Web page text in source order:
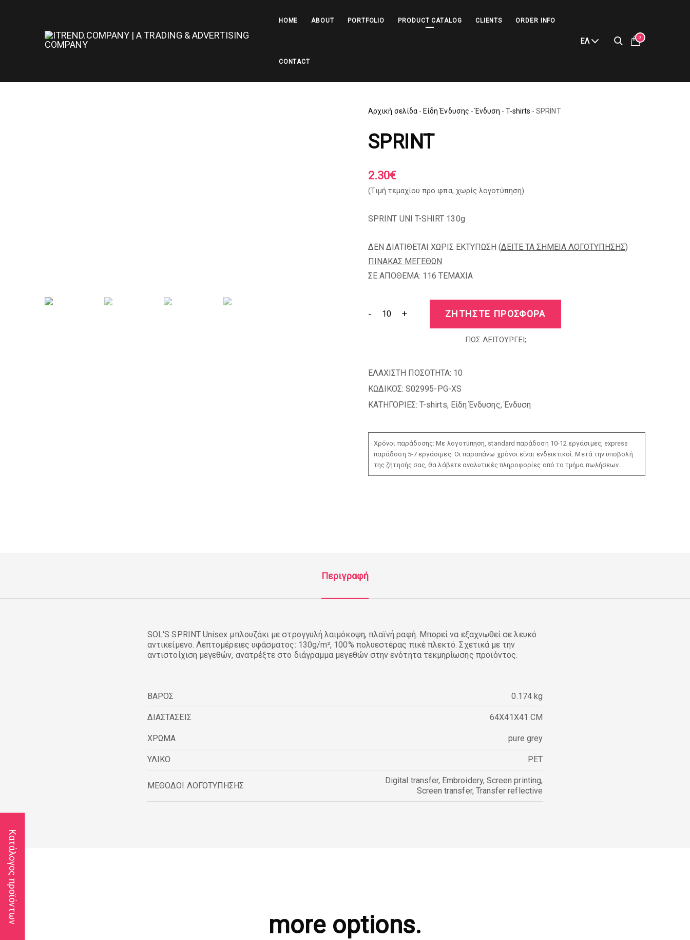
Κατάλογος προϊόντων
HOME ABOUT PORTFOLIO PRODUCT CATALOG CLIENTS ORDER INFO
CONTACT
ΕΛ 0
Αρχική σελίδα - Είδη Ένδυσης - Ένδυση - T-shirts - SPRINT
SPRINT
2.30€
(Tιμή τεμαχίου προ φπα, χωρίς λογοτύπηση)
SPRINT UNI T-SHIRT 130g
ΔΕΝ ΔΙΑΤΙΘΕΤΑΙ ΧΩΡΙΣ ΕΚΤΥΠΩΣΗ (ΔΕΙΤΕ ΤΑ ΣΗΜΕΙΑ ΛΟΓΟΤΥΠΗΣΗΣ)
ΠΙΝΑΚΑΣ ΜΕΓΕΘΩΝ
ΣΕ ΑΠΟΘΕΜΑ: 116 TEMAXIA
- + ΖΗΤΗΣΤΕ ΠΡΟΣΦΟΡΑ
ΠΩΣ ΛΕΙΤΟΥΡΓΕΙ;
ΕΛΑΧΙΣΤΗ ΠΟΣΟΤΗΤΑ: 10
ΚΩΔΙΚΟΣ: S02995-PG-XS
ΚΑΤΗΓΟΡΙΕΣ: T-shirts, Είδη Ένδυσης,Ένδυση
Χρόνοι παράδοσης: Με λογοτύπηση, standard παράδοση 10-12 εργάσιμες, express
παράδοση 5-7 εργάσιμες. Οι παραπάνω χρόνοι είναι ενδεικτικοί. Μετά την υποβολή
της ζήτησής σας, θα λάβετε αναλυτικές πληροφορίες από το τμήμα πωλήσεων.
Περιγραφή
SOL'S SPRINT Unisex μπλουζάκι με στρογγυλή λαιμόκοψη, πλαϊνή ραφή. Μπορεί να εξαχνωθεί σε λευκό
αντικείμενο. Λεπτομέρειες υφάσματος: 130g/m², 100% πολυεστέρας πικέ πλεκτό. Σχετικά με την
αντιστοίχιση μεγεθών, ανατρέξτε στο διάγραμμα μεγεθών στην ενότητα τεκμηρίωσης προϊόντος.
ΒΑΡΟΣ 0.174 kg
ΔΙΑΣΤΑΣΕΙΣ 64X41X41 CM
ΧΡΩΜΑ pure grey
ΥΛΙΚΟ PET
ΜΕΘΟΔΟΙ ΛΟΓΟΤΥΠΗΣΗΣ
Digital transfer, Embroidery, Screen printing,
Screen transfer, Transfer reflective
more options.